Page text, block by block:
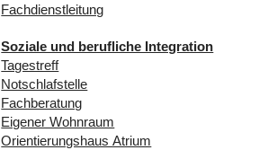
Fachdienstleitung
Soziale und berufliche Integration
Tagestreff
Notschlafstelle
Fachberatung
Eigener Wohnraum
Orientierungshaus Atrium